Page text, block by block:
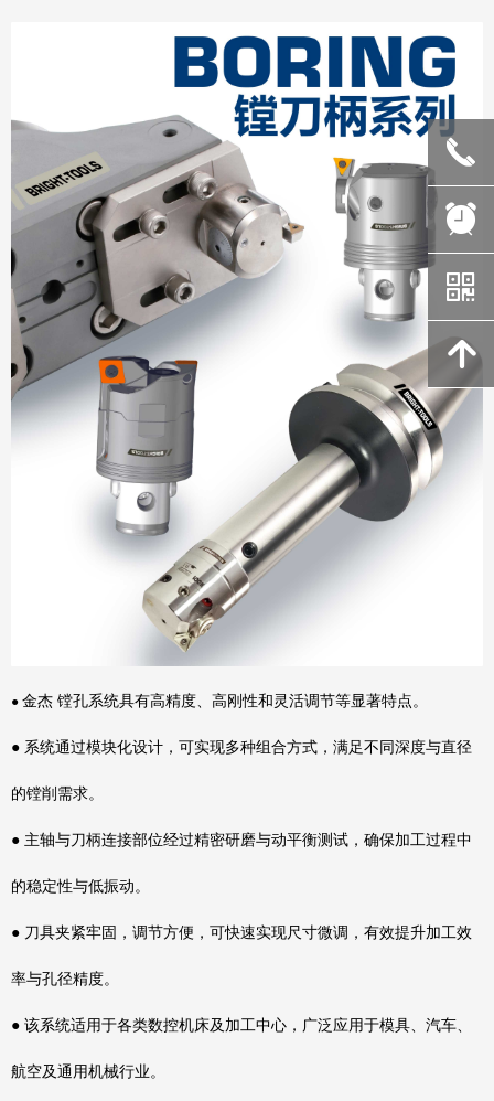
●金杰 镗孔系统具有高精度、高刚性和灵活调节等显著特点。
● 系统通过模块化设计，可实现多种组合方式，满足不同深度与直径
的镗削需求。
● 主轴与刀柄连接部位经过精密研磨与动平衡测试，确保加工过程中
的稳定性与低振动。
● 刀具夹紧牢固，调节方便，可快速实现尺寸微调，有效提升加工效
率与孔径精度。
● 该系统适用于各类数控机床及加工中心，广泛应用于模具、汽车、
航空及通用机械行业。
끅
뀥
낃
녕